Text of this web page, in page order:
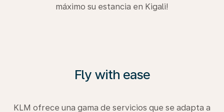
máximo su estancia en Kigali!
Fly with ease
KLM ofrece una gama de servicios que se adapta a